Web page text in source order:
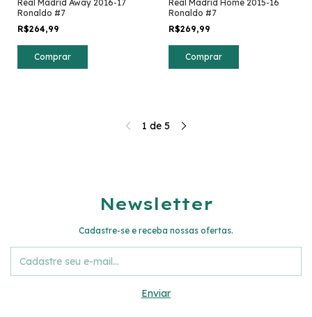
Real Madrid Away 2016-17
Ronaldo #7
R$264,99
Comprar
Real Madrid Home 2015-16
Ronaldo #7
R$269,99
Comprar
1 de 5
Newsletter
Cadastre-se e receba nossas ofertas.